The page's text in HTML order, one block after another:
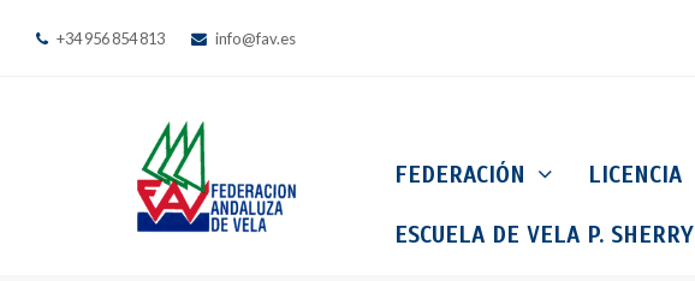
+34 956 854 813 info@fav.es
FEDERACIÓN LICENCIA
ESCUELA DE VELA P. SHERRY